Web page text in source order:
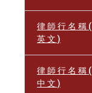
律 師 行 名 稱 (
英 文 )
律 師 行 名 稱 (
中 文 )